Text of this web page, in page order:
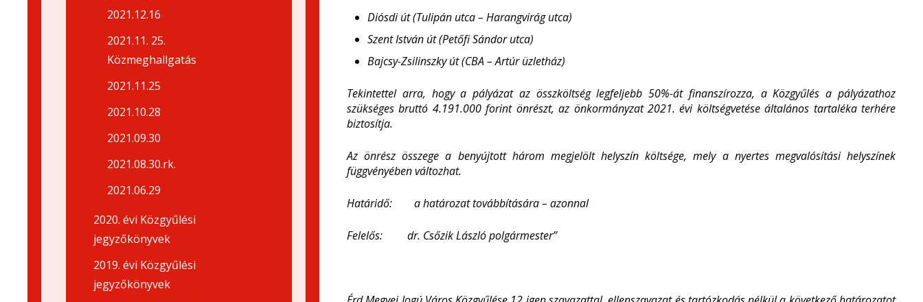
Diósdi út (Tulipán utca – Harangvirág utca)
Szent István út (Petőfi Sándor utca)
Bajcsy-Zsilinszky út (CBA – Artúr üzletház)
Tekintettel arra, hogy a pályázat az összköltség legfeljebb 50%-át finanszírozza, a Közgyűlés a pályázathoz
szükséges bruttó 4.191.000 forint önrészt, az önkormányzat 2021. évi költségvetése általános tartaléka terhére
biztosítja.
Az önrész összege a benyújtott három megjelölt helyszín költsége, mely a nyertes megvalósítási helyszínek
függvényében változhat.
Határidő: a határozat továbbítására – azonnal
Felelős: dr. Csőzik László polgármester”
2021.12.16
2021.11. 25.
Közmeghallgatás
2021.11.25
2021.10.28
2021.09.30
2021.08.30.rk.
2021.06.29
2020. évi Közgyűlési
jegyzőkönyvek
2019. évi Közgyűlési
jegyzőkönyvek